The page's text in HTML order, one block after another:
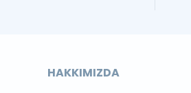
HAKKIMIZDA